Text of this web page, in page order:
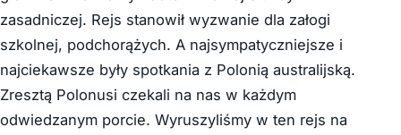
zasadniczej. Rejs stanowił wyzwanie dla załogi
szkolnej, podchorążych. A najsympatyczniejsze i
najciekawsze były spotkania z Polonią australijską.
Zresztą Polonusi czekali na nas w każdym
odwiedzanym porcie. Wyruszyliśmy w ten rejs na